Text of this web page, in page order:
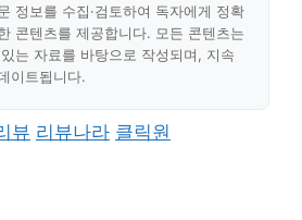
정보를 수집·검토하여 독자에게 정확
콘텐츠를 제공합니다. 모든 콘텐츠는
는 자료를 바탕으로 작성되며, 지속
이트됩니다.
뷰 리뷰나라 클릭원